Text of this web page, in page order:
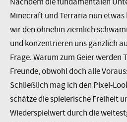
Minecraft und Terraria nun etwas
wir den ohnehin ziemlich
und konzentrieren uns gänzlich
Frage. Warum zum Geier werden
Freunde, obwohl doch alle
Schließlich mag ich den Pixel-
schätze die spielerische Freiheit
Wiederspielwert durch die